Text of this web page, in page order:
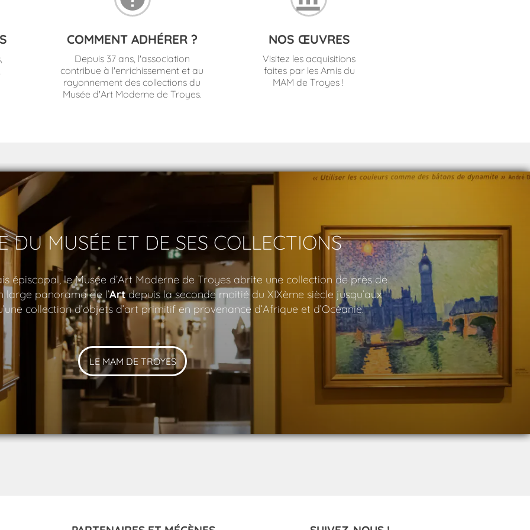
COMMENT ADHÉRER ?
Depuis 37 ans, l'association
contribue à l'enrichissement et au
rayonnement des collections du
Musée d'Art Moderne de Troyes.
NOS ŒUVRES
Visitez les acquisitions
faites par les Amis du
MAM de Troyes !
DU MUSÉE ET DE SES COLLECTIONS
épiscopal, le Musée d’Art Moderne de Troyes abrite une collection de près de
large panorama de l’Artdepuis la seconde moitié du XIXème siècle jusqu’aux
collection d’objets d’art primitif en provenance d’Afrique et d’Océanie.
LE MAM DE TROYES